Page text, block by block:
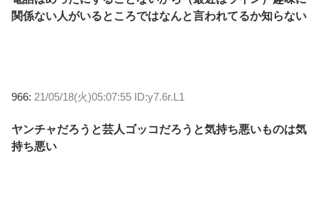
関係ない人がいるところではなんと言われてるか知らない
966: 21/05/18(火)05:07:55 ID:y7.6r.L1
ヤンチャだろうと芸人ゴッコだろうと気持ち悪いものは気
持ち悪い